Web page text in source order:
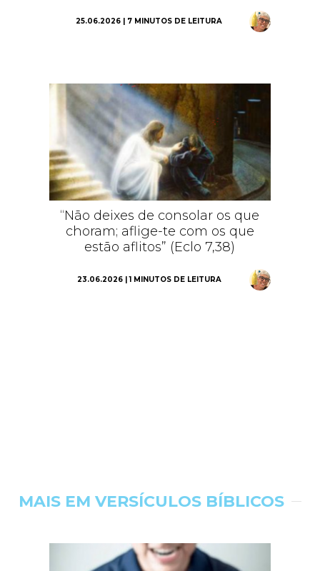
25.06.2026 | 7 MINUTOS DE LEITURA
“Não deixes de consolar os que
choram; aflige-te com os que
estão aflitos” (Eclo 7,38)
23.06.2026 | 1 MINUTOS DE LEITURA
MAIS EM VERSÍCULOS BÍBLICOS